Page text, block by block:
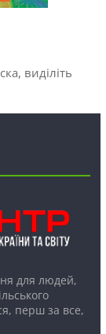
виділіть
для людей,
перш за все,